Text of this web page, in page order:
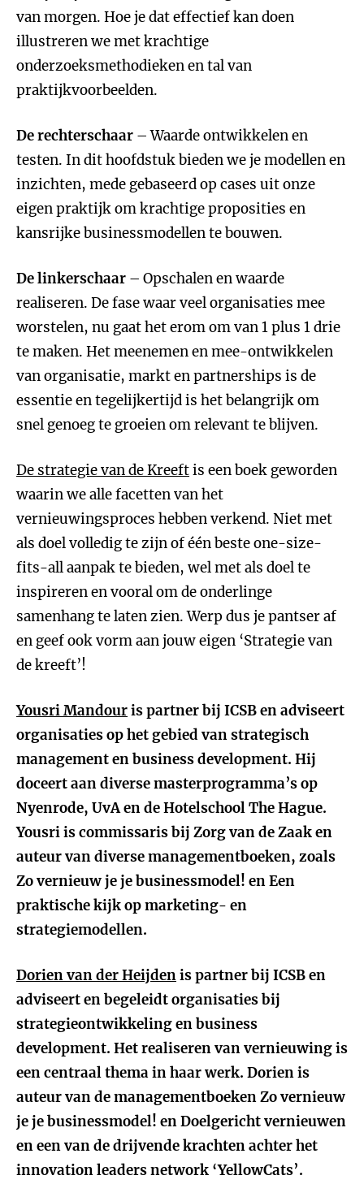
van morgen. Hoe je dat effectief kan doen
illustreren we met krachtige
onderzoeksmethodieken en tal van
praktijkvoorbeelden.
De rechterschaar – Waarde ontwikkelen en
testen. In dit hoofdstuk bieden we je modellen en
inzichten, mede gebaseerd op cases uit onze
eigen praktijk om krachtige proposities en
kansrijke businessmodellen te bouwen.
De linkerschaar – Opschalen en waarde
realiseren. De fase waar veel organisaties mee
worstelen, nu gaat het erom om van 1 plus 1 drie
te maken. Het meenemen en mee-ontwikkelen
van organisatie, markt en partnerships is de
essentie en tegelijkertijd is het belangrijk om
snel genoeg te groeien om relevant te blijven.
De strategie van de Kreeftis een boek geworden
waarin we alle facetten van het
vernieuwingsproces hebben verkend. Niet met
als doel volledig te zijn of één beste one-size-
fits-all aanpak te bieden, wel met als doel te
inspireren en vooral om de onderlinge
samenhang te laten zien. Werp dus je pantser af
en geef ook vorm aan jouw eigen ‘Strategie van
de kreeft’!
Yousri Mandouris partner bij ICSB en adviseert
organisaties op het gebied van strategisch
management en business development. Hij
doceert aan diverse masterprogramma’s op
Nyenrode, UvA en de Hotelschool The Hague.
Yousri is commissaris bij Zorg van de Zaak en
auteur van diverse managementboeken, zoals
Zo vernieuw je je businessmodel! en Een
praktische kijk op marketing- en
strategiemodellen.
Dorien van der Heijdenis partner bij ICSB en
adviseert en begeleidt organisaties bij
strategieontwikkeling en business
development. Het realiseren van vernieuwing is
een centraal thema in haar werk. Dorien is
auteur van de managementboeken Zo vernieuw
je je businessmodel! en Doelgericht vernieuwen
en een van de drijvende krachten achter het
innovation leaders network ‘YellowCats’.